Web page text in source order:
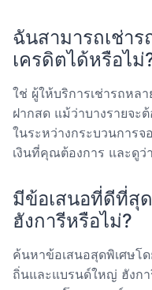
ฉันสามารถเช่า
เครดิตได้หรือไม่
ใช่ ผู้ให้บริการเช่ารถหล
ฝากสด แม้ว่าบางรายจะ
ในระหว่างกระบวนการ
เงินที่คุณต้องการ และดู
มีข้อเสนอที่ดีที่สุ
ฮังการีหรือไม่?
ค้นหาข้อเสนอสุดพิเศษโด
ถิ่นและแบรนด์ใหญ่ ฮังกา